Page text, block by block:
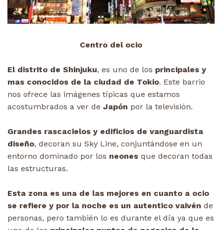
Centro del ocio
El distrito de Shinjuku, es uno de los principales y
mas conocidos de la ciudad de Tokio. Este barrio
nos ofrece las imágenes típicas que estamos
acostumbrados a ver de Japón por la televisión.
Grandes rascacielos y edificios de vanguardista
diseño, decoran su Sky Line, conjuntándose en un
entorno dominado por los neones que decoran todas
las estructuras.
Esta zona es una de las mejores en cuanto a ocio
se refiere y por la noche es un autentico vaivén de
personas, pero también lo es durante el día ya que es